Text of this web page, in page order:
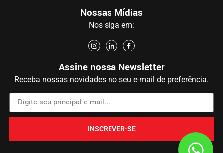
Nossas Mídias
Nos siga em:
Assine nossa Newsletter
Receba nossas novidades no seu e-mail de preferência.
INSCREVER-SE